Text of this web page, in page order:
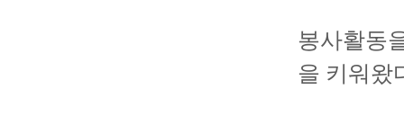
봉사활동
을 키워왔